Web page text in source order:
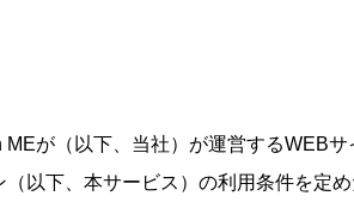
が（以下、当社）が運営するWEB
以下、本サービス）の利用条件を定め